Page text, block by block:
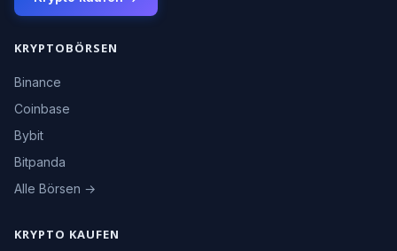
KRYPTOBÖRSEN
Binance
Coinbase
Bybit
Bitpanda
Alle Börsen →
KRYPTO KAUFEN